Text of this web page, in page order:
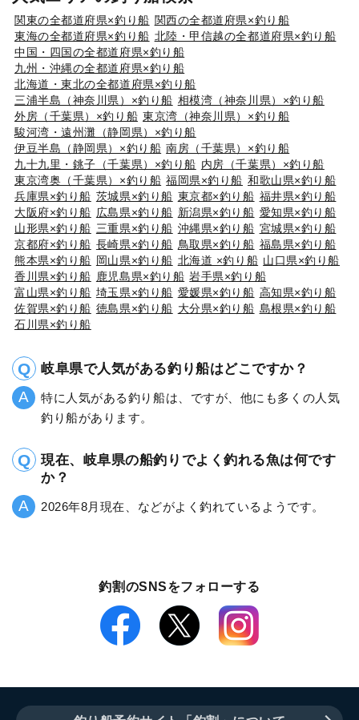
関東の全都道府県×釣り船 関西の全都道府県×釣り船
東海の全都道府県×釣り船 北陸・甲信越の全都道府県×釣り船
中国・四国の全都道府県×釣り船
九州・沖縄の全都道府県×釣り船
北海道・東北の全都道府県×釣り船
三浦半島（神奈川県）×釣り船 相模湾（神奈川県）×釣り船
外房（千葉県）×釣り船 東京湾（神奈川県）×釣り船
駿河湾・遠州灘（静岡県）×釣り船
伊豆半島（静岡県）×釣り船 南房（千葉県）×釣り船
九十九里・銚子（千葉県）×釣り船 内房（千葉県）×釣り船
東京湾奥（千葉県）×釣り船 福岡県×釣り船 和歌山県×釣り船
兵庫県×釣り船 茨城県×釣り船 東京都×釣り船 福井県×釣り船
大阪府×釣り船 広島県×釣り船 新潟県×釣り船 愛知県×釣り船
山形県×釣り船 三重県×釣り船 沖縄県×釣り船 宮城県×釣り船
京都府×釣り船 長崎県×釣り船 鳥取県×釣り船 福島県×釣り船
熊本県×釣り船 岡山県×釣り船 北海道 ×釣り船 山口県×釣り船
香川県×釣り船 鹿児島県×釣り船 岩手県×釣り船
富山県×釣り船 埼玉県×釣り船 愛媛県×釣り船 高知県×釣り船
佐賀県×釣り船 徳島県×釣り船 大分県×釣り船 島根県×釣り船
石川県×釣り船
岐阜県で人気がある釣り船はどこですか？
特に人気がある釣り船は、ですが、他にも多くの人気
釣り船があります。
現在、岐阜県の船釣りでよく釣れる魚は何です
か？
2026年8月現在、などがよく釣れているようです。
釣割のSNSをフォローする